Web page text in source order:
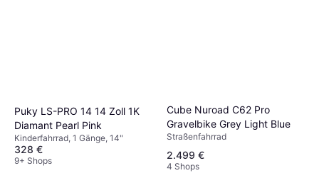
Puky LS-PRO 14 14 Zoll 1K
Diamant Pearl Pink
Kinderfahrrad, 1 Gänge, 14"
328 €
9+ Shops
Cube Nuroad C62 Pro
Gravelbike Grey Light Blue
Straßenfahrrad
2.499 €
4 Shops